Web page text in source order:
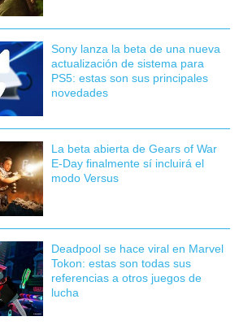
Sony lanza la beta de una nueva
actualización de sistema para
PS5: estas son sus principales
novedades
La beta abierta de Gears of War
E-Day finalmente sí incluirá el
modo Versus
Deadpool se hace viral en Marvel
Tokon: estas son todas sus
referencias a otros juegos de
lucha